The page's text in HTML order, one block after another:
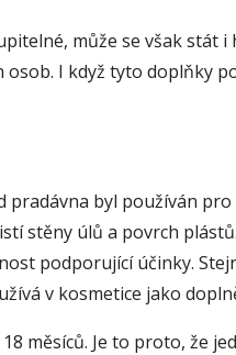
může se však stát
I když tyto doplňky
byl používán
stěny úlů a povrch
podporující účinky.
v kosmetice jako
měsíců. Je to proto, že